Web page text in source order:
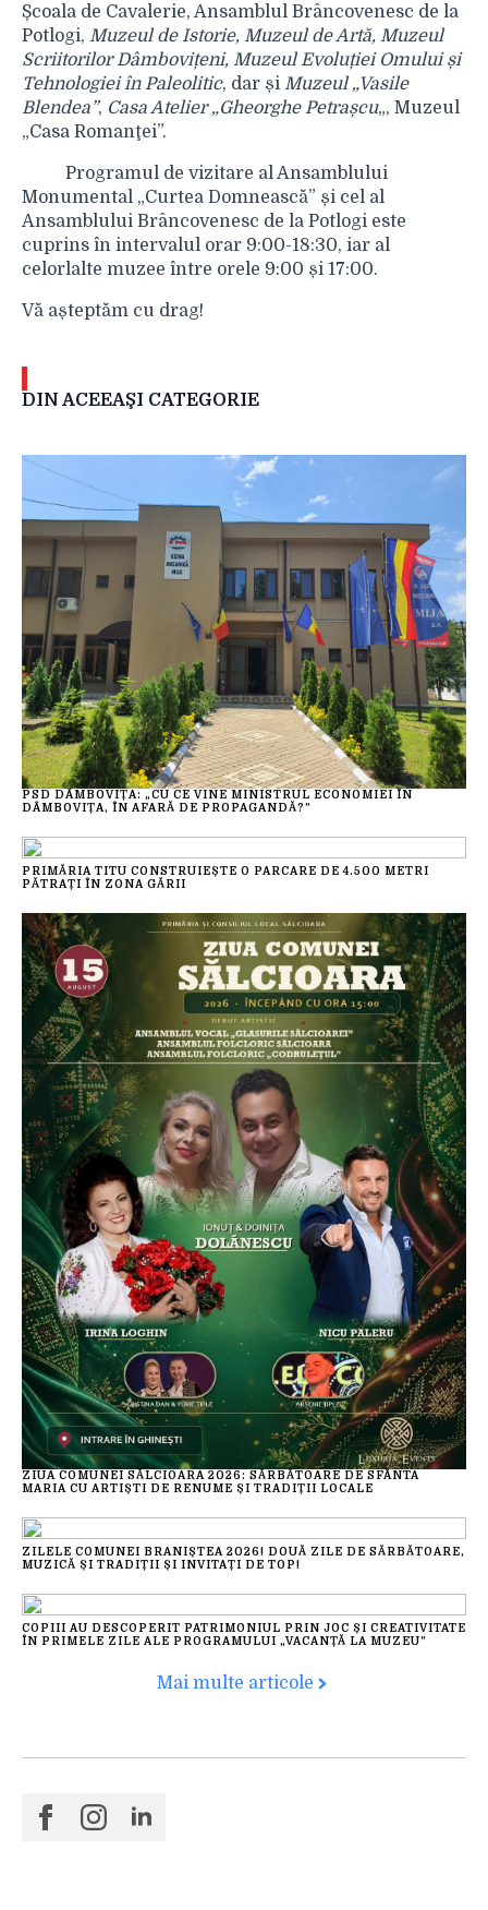
Școala de Cavalerie, Ansamblul Brâncovenesc de la
Potlogi, Muzeul de Istorie, Muzeul de Artă, Muzeul
Scriitorilor Dâmbovițeni, Muzeul Evoluției Omului și
Tehnologiei în Paleolitic, dar și Muzeul „Vasile
Blendea”, Casa Atelier „Gheorghe Petrașcu„, Muzeul
„Casa Romanţei”.
Programul de vizitare al Ansamblului
Monumental „Curtea Domnească” și cel al
Ansamblului Brâncovenesc de la Potlogi este
cuprins în intervalul orar 9:00-18:30, iar al
celorlalte muzee între orele 9:00 și 17:00.
Vă așteptăm cu drag!
DIN ACEEAŞI CATEGORIE
PSD DÂMBOVIȚA: „CU CE VINE MINISTRUL ECONOMIEI ÎN
DÂMBOVIȚA, ÎN AFARĂ DE PROPAGANDĂ?”
PRIMĂRIA TITU CONSTRUIEȘTE O PARCARE DE 4.500 METRI
PĂTRAȚI ÎN ZONA GĂRII
ZIUA COMUNEI SĂLCIOARA 2026: SĂRBĂTOARE DE SFÂNTA
MARIA CU ARTIȘTI DE RENUME ȘI TRADIȚII LOCALE
ZILELE COMUNEI BRANIȘTEA 2026! DOUĂ ZILE DE SĂRBĂTOARE,
MUZICĂ ȘI TRADIȚII ȘI INVITAȚI DE TOP!
COPIII AU DESCOPERIT PATRIMONIUL PRIN JOC ȘI CREATIVITATE
ÎN PRIMELE ZILE ALE PROGRAMULUI „VACANȚĂ LA MUZEU”
Mai multe articole